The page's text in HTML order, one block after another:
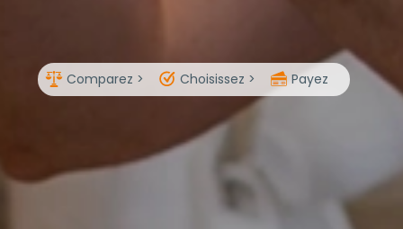
Comparez > Choisissez > Payez